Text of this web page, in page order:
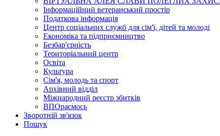
Інформаційний ветеранський простір
Податкова інформація
Центр соціальних служб для сім'ї, дітей та молоді
Економіка та підприємництво
Безбар'єрність
Територіальний центр
Освіта
Культура
Сім'я, молодь та спорт
Архівний відділ
Міжнародний реєстр збитків
ВПОраємось
Зворотній зв'язок
Пошук